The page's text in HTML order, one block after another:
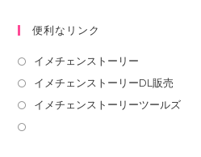
便利なリンク
イメチェンストーリー
イメチェンストーリーDL販売
イメチェンストーリーツールズ